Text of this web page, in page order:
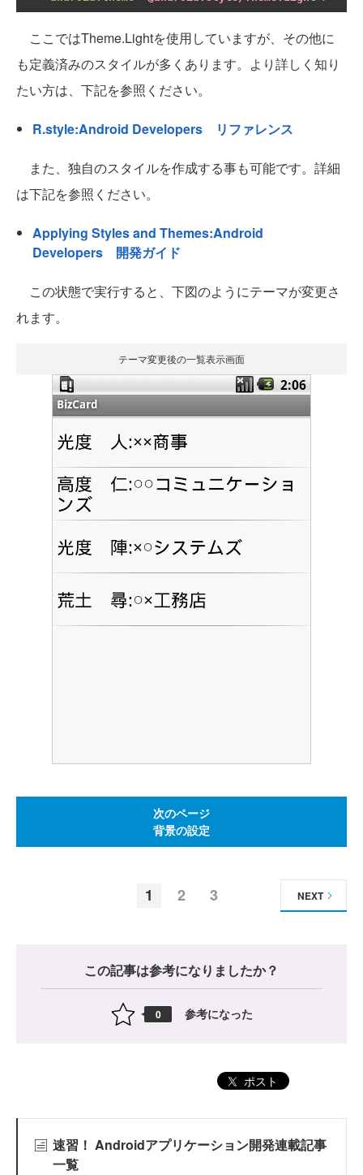
ここではTheme.Lightを使用していますが、その他に
も定義済みのスタイルが多くあります。より詳しく知り
たい方は、下記を参照ください。
R.style:Android Developers リファレンス
また、独自のスタイルを作成する事も可能です。詳細
は下記を参照ください。
Applying Styles and Themes:Android
Developers 開発ガイド
この状態で実行すると、下図のようにテーマが変更さ
れます。
テーマ変更後の一覧表示画面
次のページ
背景の設定
1 2 3 NEXT
この記事は参考になりましたか？
0 参考になった
ポスト
速習！ Androidアプリケーション開発連載記事
一覧